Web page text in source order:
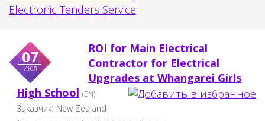
Electronic Tenders Service
07
июл
ROI for Main Electrical
Contractor for Electrical
Upgrades at Whangarei Girls
High School (EN)
Заказчик: New Zealand